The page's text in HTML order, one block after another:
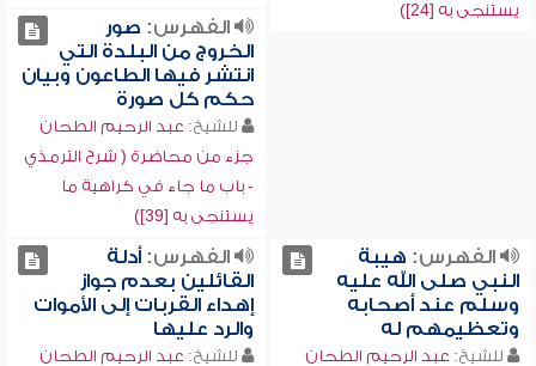
يستنجى به [24])
الفهرس: صور
الخروج من البلدة التي
انتشر فيها الطاعون وبيان
حكم كل صورة
للشيخ: عبد الرحيم الطحان
جزء من محاضرة ( شرح الترمذي
- باب ما جاء في كراهية ما
يستنجى به [39])
الفهرس: هيبة
النبي صلى الله عليه
وسلم عند أصحابه
وتعظيمهم له
للشيخ: عبد الرحيم الطحان
الفهرس:أدلة
القائلين بعدم جواز
إهداء القربات إلى الأموات
والرد عليها
للشيخ: عبد الرحيم الطحان